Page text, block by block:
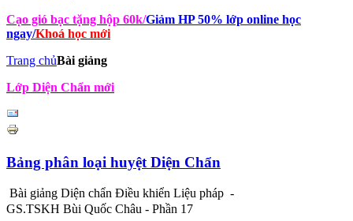
Cạo gió bạc tặng hộp 60k/Giảm HP 50% lớp online học
ngay/Khoá học mới
Trang chủBài giảng
Lớp Diện Chẩn mới
Bảng phân loại huyệt Diện Chẩn
Bài giảng Diện chẩn Điều khiển Liệu pháp -
GS.TSKH Bùi Quốc Châu - Phần 17